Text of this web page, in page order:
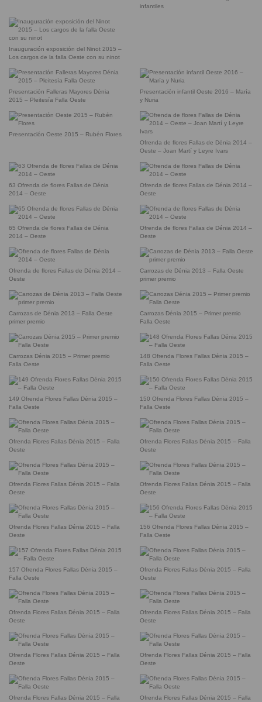
infantiles
Inauguración exposición del Ninot 2015 –
Los cargos de la falla Oeste con su ninot
Presentación Falleras Mayores Dénia
2015 – Pleitesía Falla Oeste
Presentación infantil Oeste 2016 – María
y Nuria
Presentación Oeste 2015 – Rubén Flores
Ofrenda de flores Fallas de Dénia 2014 –
Oeste – Joan Martí y Leyre Ivars
63 Ofrenda de flores Fallas de Dénia
2014 – Oeste
Ofrenda de flores Fallas de Dénia 2014 –
Oeste
65 Ofrenda de flores Fallas de Dénia
2014 – Oeste
Ofrenda de flores Fallas de Dénia 2014 –
Oeste
Ofrenda de flores Fallas de Dénia 2014 –
Oeste
Carrozas de Dénia 2013 – Falla Oeste
primer premio
Carrozas de Dénia 2013 – Falla Oeste
primer premio
Carrozas Dénia 2015 – Primer premio
Falla Oeste
Carrozas Dénia 2015 – Primer premio
Falla Oeste
148 Ofrenda Flores Fallas Dénia 2015 –
Falla Oeste
149 Ofrenda Flores Fallas Dénia 2015 –
Falla Oeste
150 Ofrenda Flores Fallas Dénia 2015 –
Falla Oeste
Ofrenda Flores Fallas Dénia 2015 – Falla
Oeste
Ofrenda Flores Fallas Dénia 2015 – Falla
Oeste
Ofrenda Flores Fallas Dénia 2015 – Falla
Oeste
Ofrenda Flores Fallas Dénia 2015 – Falla
Oeste
Ofrenda Flores Fallas Dénia 2015 – Falla
Oeste
156 Ofrenda Flores Fallas Dénia 2015 –
Falla Oeste
157 Ofrenda Flores Fallas Dénia 2015 –
Falla Oeste
Ofrenda Flores Fallas Dénia 2015 – Falla
Oeste
Ofrenda Flores Fallas Dénia 2015 – Falla
Oeste
Ofrenda Flores Fallas Dénia 2015 – Falla
Oeste
Ofrenda Flores Fallas Dénia 2015 – Falla
Oeste
Ofrenda Flores Fallas Dénia 2015 – Falla
Oeste
Ofrenda Flores Fallas Dénia 2015 – Falla
Ofrenda Flores Fallas Dénia 2015 – Falla